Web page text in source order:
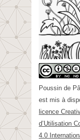
Poussin de
est mis à
licence
d’Utilisation
4.0